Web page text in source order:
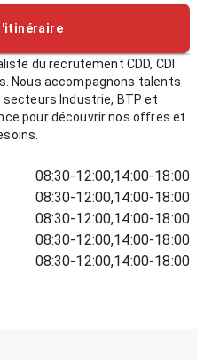
du recrutement CDD, CDI
Nous accompagnons talents
Industrie, BTP et
pour découvrir nos offres et
08:30-12:00,14:00-18:00
08:30-12:00,14:00-18:00
08:30-12:00,14:00-18:00
08:30-12:00,14:00-18:00
08:30-12:00,14:00-18:00